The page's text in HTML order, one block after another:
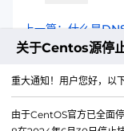
上一篇：什么是
关于Centos源停
重大通知！用户您好，以
由于CentOS官方已全面